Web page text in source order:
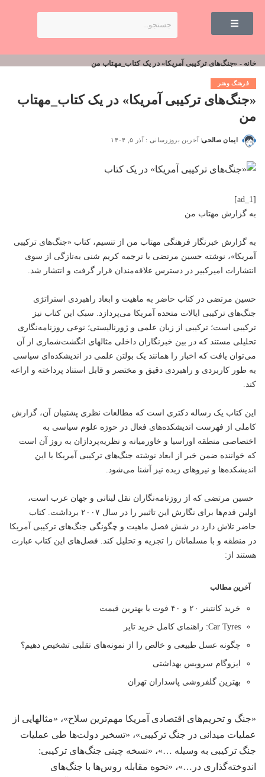
خانه - «جنگ‌های ترکیبی آمریکا» در یک کتاب_مهتاب من
فرهنگ وهنر
«جنگ‌های ترکیبی آمریکا» در یک کتاب_مهتاب
من
ایمان صالحی آخرین بروزرسانی : آذر ۵, ۱۴۰۴
[ad_1]
به گزارش مهتاب من
به گزارش خبرنگار فرهنگی مهتاب من از تنسیم، کتاب «جنگ‌های ترکیبی
آمریکا»، نوشته حسین مرتضی با ترجمه کریم شنی به‌تازگی از سوی
انتشارات امیرکبیر در دسترس علاقه‌مندان قرار گرفت و انتشار شد.
حسین مرتضی در کتاب حاضر به ماهیت و ابعاد راهبردی استراتژی
جنگ‌های ترکیبی ایالات متحده آمریکا می‌پردازد. سبک این کتاب نیز
ترکیبی است؛ ترکیبی از زبان علمی و ژورنالیستی؛ نوعی روزنامه‌نگاری
تحلیلی مستند که در بین خبرنگاران داخلی مثالهای انگشت‌شماری از آن
می‌توان یافت که اخبار را همانند یک بولتن علمی در اندیشکده‌ای سیاسی
به طور کاربردی و راهبردی دقیق و مختصر و قابل استناد پرداخته و اراعه
کند.
این کتاب یک رساله دکتری است که مطالعات نظری پشتیبان آن، گزارش
کاملی از فهرست اندیشکده‌های فعال در حوزه علوم سیاسی به
اختصاصی منطقه اوراسیا و خاورمیانه و نظریه‌پردازان به روز آن است
که خواننده ضمن خبر از ابعاد نوشته جنگ‌های ترکیبی آمریکا با این
اندیشکده‌ها و نیروهای زبده نیز آشنا می‌شود.
حسین مرتضی که از روزنامه‌نگاران نقل لبنانی و جهان عرب است،
اولین قدم‌ها برای نگارش این تاثییر را در سال ۲۰۰۷ برداشت. کتاب
حاضر تلاش دارد در شش فصل ماهیت و چگونگی جنگ‌های ترکیبی آمریکا
در منطقه و با مسلمانان را تجزیه و تحلیل کند. فصل‌های این کتاب عبارت
هستند از:
آخرین مطالب
خرید کانتینر ۲۰ و ۴۰ فوت با بهترین قیمت
Car Tyres: راهنمای کامل خرید تایر
چگونه عسل طبیعی و خالص را از نمونه‌های تقلبی تشخیص دهیم؟
ایزوگام سرویس بهداشتی
بهترین گلفروشی پاسداران تهران
«جنگ و تحریم‌های اقتصادی آمریکا مهم‌ترین سلاح»، «مثالهایی از
عملیات میدانی در جنگ ترکیبی»، «تسخیر دولت‌ها طی عملیات
جنگ ترکیبی به وسیله …»، «نسخه چینی جنگ‌های ترکیبی:
اندوخته‌گذاری در…»، «نحوه مقابله روس‌ها با جنگ‌های